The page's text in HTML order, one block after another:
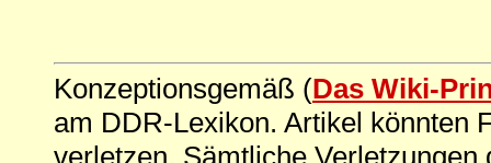
Konzeptionsgemäß (Das Wiki-
am DDR-Lexikon. Artikel könnten
verletzen. Sämtliche